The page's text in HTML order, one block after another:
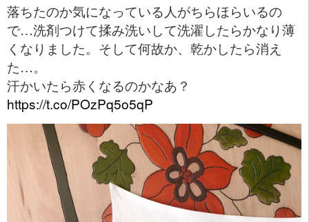
落ちたのか気になっている人がちらほらいるの
で…洗剤つけて揉み洗いして洗濯したらかなり薄
くなりました。そして何故か、乾かしたら消え
た…。
汗かいたら赤くなるのかなあ？
https://t.co/POzPq5o5qP